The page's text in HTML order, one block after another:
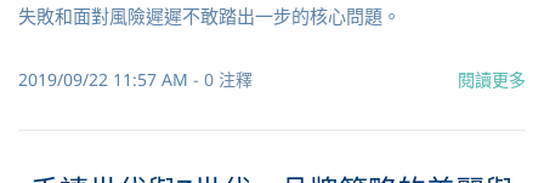
失敗和面對風險遲遲不敢踏出一步的核心問題。
2019/09/22 11:57 AM - 0 注釋 閱讀更多